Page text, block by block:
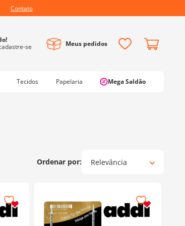
Contato
Meus pedidos
Tecidos Papelaria Mega Saldão
Relevância